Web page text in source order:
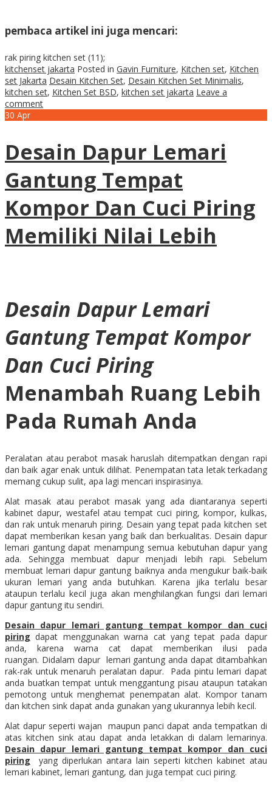
pembaca artikel ini juga mencari:
rak piring kitchen set (11);
kitchenset jakarta Posted in Gavin Furniture, Kitchen set, Kitchen
set Jakarta Desain Kitchen Set, Desain Kitchen Set Minimalis,
kitchen set, Kitchen Set BSD, kitchen set jakarta Leave a
comment
30 Apr
Desain Dapur Lemari
Gantung Tempat
Kompor Dan Cuci Piring
Memiliki Nilai Lebih
Desain Dapur Lemari
Gantung Tempat Kompor
Dan Cuci Piring
Menambah Ruang Lebih
Pada Rumah Anda
Peralatan atau perabot masak haruslah ditempatkan dengan rapi
dan baik agar enak untuk dilihat. Penempatan tata letak terkadang
memang cukup sulit, apa lagi mencari inspirasinya.
Alat masak atau perabot masak yang ada diantaranya seperti
kabinet dapur, westafel atau tempat cuci piring, kompor, kulkas,
dan rak untuk menaruh piring. Desain yang tepat pada kitchen set
dapat memberikan kesan yang baik dan berkualitas. Desain dapur
lemari gantung dapat menampung semua kebutuhan dapur yang
ada. Sehingga membuat dapur menjadi lebih rapi. Sebelum
membuat lemari dapur gantung baiknya anda mengukur baik-baik
ukuran lemari yang anda butuhkan. Karena jika terlalu besar
ataupun terlalu kecil juga akan menghilangkan fungsi dari lemari
dapur gantung itu sendiri.
Desain dapur lemari gantung tempat kompor dan cuci
piring dapat menggunakan warna cat yang tepat pada dapur
anda, karena warna cat dapat memberikan ilusi pada
ruangan. Didalam dapur lemari gantung anda dapat ditambahkan
rak-rak untuk menaruh peralatan dapur. Pada pintu lemari dapat
anda buatkan tempat untuk menggantung pisau ataupun tatakan
pemotong untuk menghemat penempatan alat. Kompor tanam
dan kitchen sink dapat anda gunakan yang ukurannya lebih kecil.
Alat dapur seperti wajan maupun panci dapat anda tempatkan di
atas kitchen sink atau dapat anda letakkan di dalam lemarinya.
Desain dapur lemari gantung tempat kompor dan cuci
piring
yang diperlukan antara lain seperti kitchen kabinet atau
lemari kabinet, lemari gantung, dan juga tempat cuci piring.